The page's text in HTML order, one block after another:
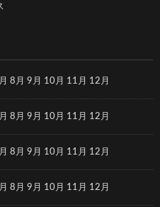
8月 9月 10月 11月 12月
8月 9月 10月 11月 12月
8月 9月 10月 11月 12月
8月 9月 10月 11月 12月